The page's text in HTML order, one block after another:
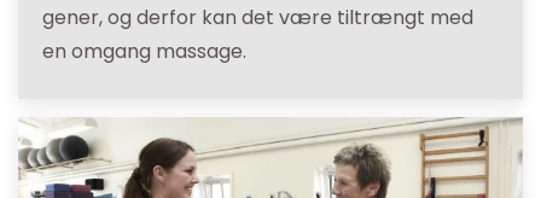
gener, og derfor kan det være tiltrængt med
en omgang massage.